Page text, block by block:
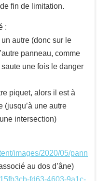
fin de limitation.
:
autre (donc sur le
panneau, comme
une fois le danger
piquet, alors il est à
(jusqu’à une autre
intersection)
images/2020/05/pann
au dos d’âne)
fd63-4603-9a1c-